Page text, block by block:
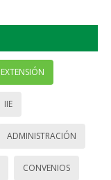
EXTENSIÓN
IIE
ADMINISTRACIÓN
CONVENIOS